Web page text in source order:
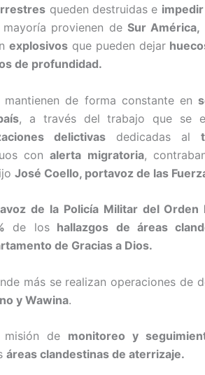
queden destruidas e impedir
provienen de Sur América,
explosivosque pueden dejar
de profundidad.
mantienen de forma constante en
, a través del trabajo que se
delictivas dedicadas al
conalerta migratoria,
José Coello, portavoz de las
de la Policía Militar del Orden
de loshallazgos de áreas
de Gracias a Dios.
más se realizan operaciones de
y Wawina.
de monitoreo y
áreas clandestinas de aterrizaje.